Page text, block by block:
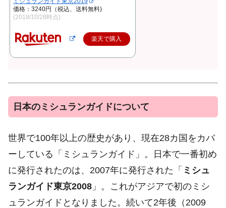
価格：3240円（税込、送料無料)
(2018/10/28時点)
楽天で購入
日本のミシュランガイドについて
世界で100年以上の歴史があり、現在28カ国をカバ
ーしている「ミシュランガイド」。日本で一番初め
に発行されたのは、2007年に発行された「 ミシュ
ランガイド東京2008 」。これがアジアで初のミシ
ュランガイドとなりました。続いて2年後（2009